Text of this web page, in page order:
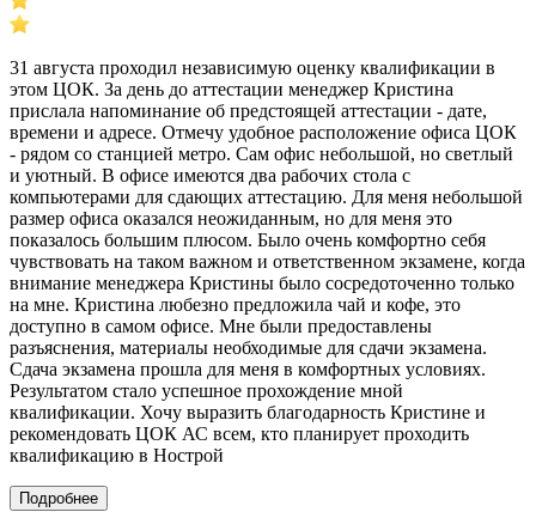
31 августа проходил независимую оценку квалификации в
этом ЦОК. За день до аттестации менеджер Кристина
прислала напоминание об предстоящей аттестации - дате,
времени и адресе. Отмечу удобное расположение офиса ЦОК
- рядом со станцией метро. Сам офис небольшой, но светлый
и уютный. В офисе имеются два рабочих стола с
компьютерами для сдающих аттестацию. Для меня небольшой
размер офиса оказался неожиданным, но для меня это
показалось большим плюсом. Было очень комфортно себя
чувствовать на таком важном и ответственном экзамене, когда
внимание менеджера Кристины было сосредоточенно только
на мне. Кристина любезно предложила чай и кофе, это
доступно в самом офисе. Мне были предоставлены
разъяснения, материалы необходимые для сдачи экзамена.
Сдача экзамена прошла для меня в комфортных условиях.
Результатом стало успешное прохождение мной
квалификации. Хочу выразить благодарность Кристине и
рекомендовать ЦОК АС всем, кто планирует проходить
квалификацию в Нострой
Подробнее